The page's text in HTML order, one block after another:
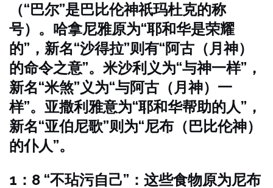
（“巴尔”是巴比伦神祇玛杜克的称
号）。哈拿尼雅原为“耶和华是荣耀
的”，新名“沙得拉”则有“阿古（月神）
的命令之意”。米沙利义为“与神一样”，
新名“米煞”义为“与阿古（月神）一
样”。亚撒利雅意为“耶和华帮助的人”，
新名“亚伯尼歌”则为“尼布（巴比伦神）
的仆人”。
1：8 “不玷污自己”：这些食物原为尼布